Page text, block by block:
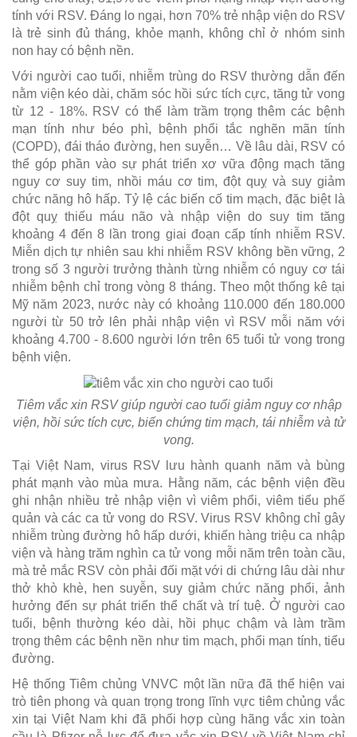
tính với RSV. Đáng lo ngại, hơn 70% trẻ nhập viện do RSV
là trẻ sinh đủ tháng, khỏe mạnh, không chỉ ở nhóm sinh
non hay có bệnh nền.
Với người cao tuổi, nhiễm trùng do RSV thường dẫn đến
nằm viện kéo dài, chăm sóc hồi sức tích cực, tăng tử vong
từ 12 - 18%. RSV có thể làm trầm trọng thêm các bệnh
mạn tính như béo phì, bệnh phổi tắc nghẽn mãn tính
(COPD), đái tháo đường, hen suyễn… Về lâu dài, RSV có
thể góp phần vào sự phát triển xơ vữa động mạch tăng
nguy cơ suy tim, nhồi máu cơ tim, đột quỵ và suy giảm
chức năng hô hấp. Tỷ lệ các biến cố tim mạch, đặc biệt là
đột quỵ thiếu máu não và nhập viện do suy tim tăng
khoảng 4 đến 8 lần trong giai đoạn cấp tính nhiễm RSV.
Miễn dịch tự nhiên sau khi nhiễm RSV không bền vững, 2
trong số 3 người trưởng thành từng nhiễm có nguy cơ tái
nhiễm bệnh chỉ trong vòng 8 tháng. Theo một thống kê tại
Mỹ năm 2023, nước này có khoảng 110.000 đến 180.000
người từ 50 trở lên phải nhập viện vì RSV mỗi năm với
khoảng 4.700 - 8.600 người lớn trên 65 tuổi tử vong trong
bệnh viện.
Tiêm vắc xin RSV giúp người cao tuổi giảm nguy cơ nhập
viện, hồi sức tích cực, biến chứng tim mạch, tái nhiễm và tử
vong.
Tại Việt Nam, virus RSV lưu hành quanh năm và bùng
phát mạnh vào mùa mưa. Hằng năm, các bệnh viện đều
ghi nhận nhiều trẻ nhập viện vì viêm phổi, viêm tiểu phế
quản và các ca tử vong do RSV. Virus RSV không chỉ gây
nhiễm trùng đường hô hấp dưới, khiến hàng triệu ca nhập
viện và hàng trăm nghìn ca tử vong mỗi năm trên toàn cầu,
mà trẻ mắc RSV còn phải đối mặt với di chứng lâu dài như
thở khò khè, hen suyễn, suy giảm chức năng phổi, ảnh
hưởng đến sự phát triển thể chất và trí tuệ. Ở người cao
tuổi, bệnh thường kéo dài, hồi phục chậm và làm trầm
trọng thêm các bệnh nền như tim mạch, phổi mạn tính, tiểu
đường.
Hệ thống Tiêm chủng VNVC một lần nữa đã thể hiện vai
trò tiên phong và quan trọng trong lĩnh vực tiêm chủng vắc
xin tại Việt Nam khi đã phối hợp cùng hãng vắc xin toàn